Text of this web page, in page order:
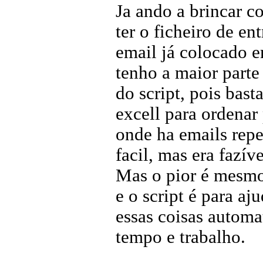
Ja ando a brincar
ter o ficheiro de
email já colocado
tenho a maior
do script, pois
excell para
onde ha emails
facil, mas era
Mas o pior é
e o script é para
essas coisas
tempo e trabalho.